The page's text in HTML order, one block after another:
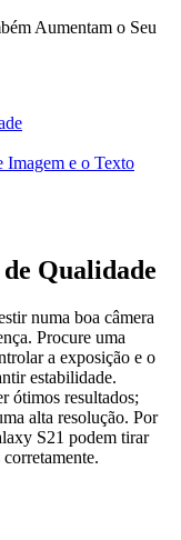
Imagem e o Texto
Qualidade
numa boa câmera
Procure uma
a exposição e o
estabilidade.
ótimos resultados;
alta resolução. Por
S21 podem tirar